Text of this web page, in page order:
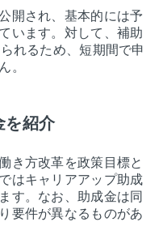
開され、基本的には予
います。対して、補助
れるため、短期間で申
。
を紹介
き方改革を政策目標と
はキャリアアップ助成
す。なお、助成金は同
要件が異なるものがあ